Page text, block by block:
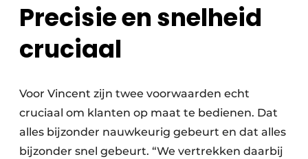
Precisie en snelheid
cruciaal
Voor Vincent zijn twee voorwaarden echt
cruciaal om klanten op maat te bedienen. Dat
alles bijzonder nauwkeurig gebeurt en dat alles
bijzonder snel gebeurt. “We vertrekken daarbij